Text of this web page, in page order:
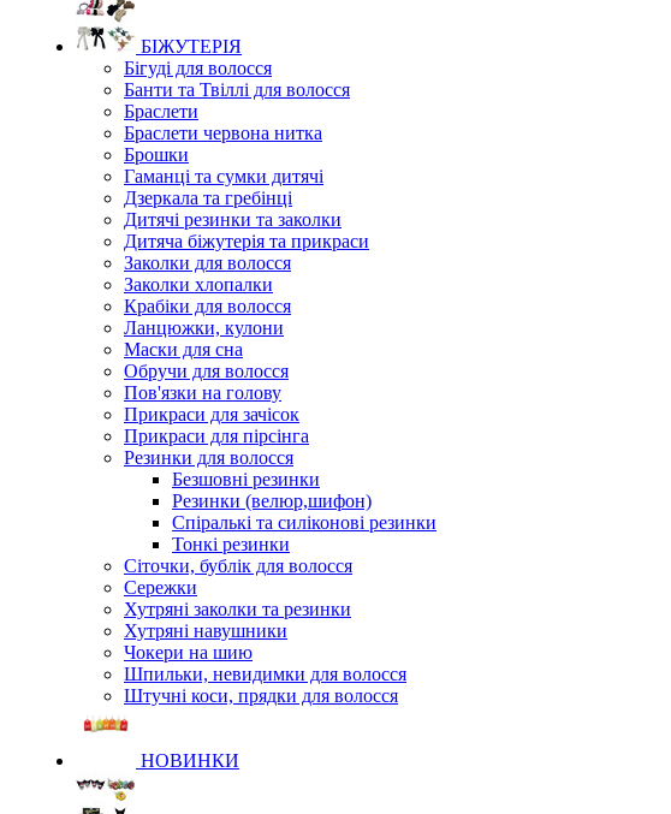
БІЖУТЕРІЯ
Бігуді для волосся
Банти та Твіллі для волосся
Браслети
Браслети червона нитка
Брошки
Гаманці та сумки дитячі
Дзеркала та гребінці
Дитячі резинки та заколки
Дитяча біжутерія та прикраси
Заколки для волосся
Заколки хлопалки
Крабіки для волосся
Ланцюжки, кулони
Маски для сна
Обручи для волосся
Пов'язки на голову
Прикраси для зачісок
Прикраси для пірсінга
Резинки для волосся
Безшовні резинки
Резинки (велюр,шифон)
Спіралькі та силіконові резинки
Тонкі резинки
Сіточки, бублік для волосся
Сережки
Хутряні заколки та резинки
Хутряні навушники
Чокери на шию
Шпильки, невидимки для волосся
Штучні коси, прядки для волосся
НОВИНКИ